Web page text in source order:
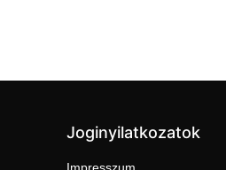
Joginyilatkozatok